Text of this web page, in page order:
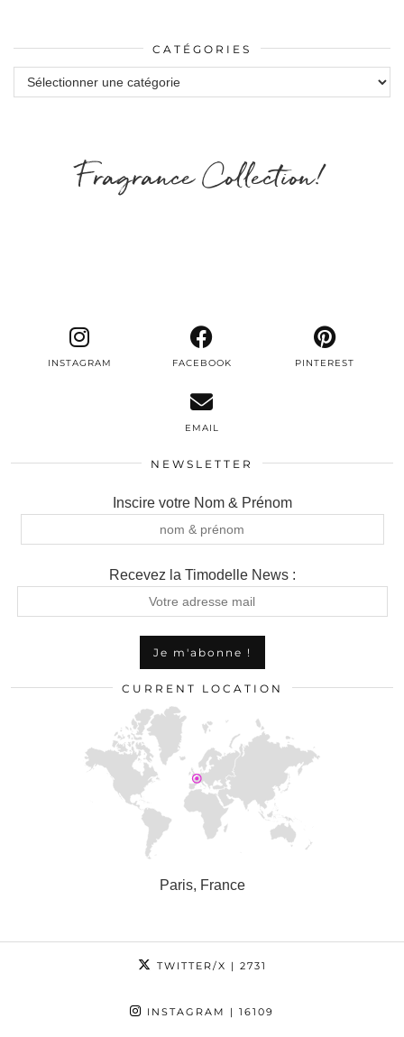
CATÉGORIES
Catégories
Fragrance Collection!
INSTAGRAM FACEBOOK PINTEREST
EMAIL
NEWSLETTER
Inscire votre Nom & Prénom
Recevez la Timodelle News :
CURRENT LOCATION
Paris, France
TWITTER/X | 2731
INSTAGRAM | 16109